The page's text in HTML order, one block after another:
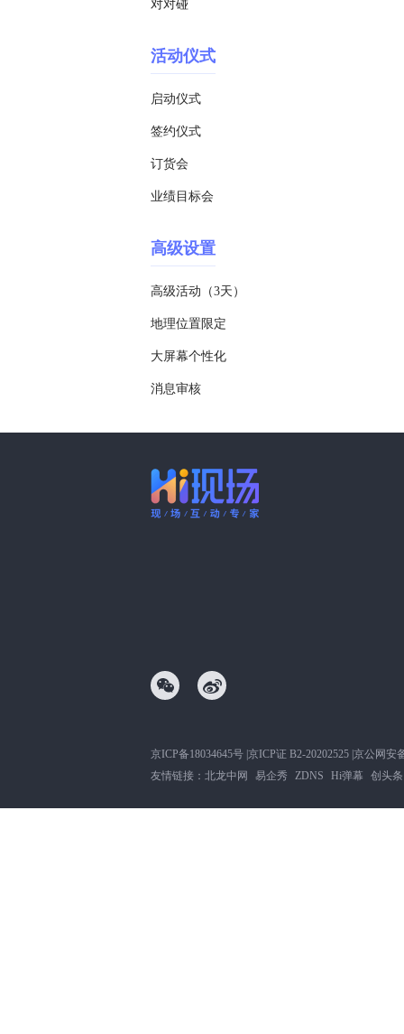
对对碰
活动仪式
启动仪式
签约仪式
订货会
业绩目标会
高级设置
高级活动（3天）
地理位置限定
大屏幕个性化
消息审核
京ICP备18034645号| 京ICP证 B2-20202525| 京公网安
友情链接： 北龙中网 易企秀 ZDNS Hi弹幕 创头条